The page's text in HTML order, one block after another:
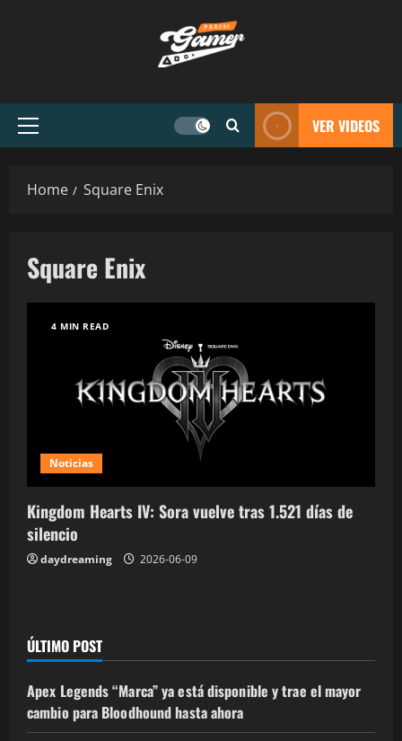
VER VIDEOS
Home Square Enix
Square Enix
4 MIN READ
Noticias
Kingdom Hearts IV: Sora vuelve tras 1.521 días de
silencio
daydreaming 2026-06-09
ÚLTIMO POST
Apex Legends “Marca” ya está disponible y trae el mayor
cambio para Bloodhound hasta ahora